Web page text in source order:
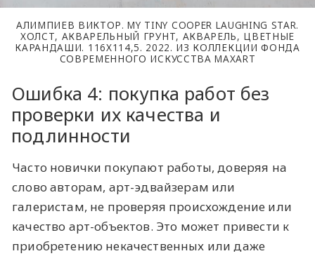
АЛИМПИЕВ ВИКТОР. MY TINY COOPER LAUGHING STAR.
ХОЛСТ, АКВАРЕЛЬНЫЙ ГРУНТ, АКВАРЕЛЬ, ЦВЕТНЫЕ
КАРАНДАШИ. 116Х114,5. 2022. ИЗ КОЛЛЕКЦИИ ФОНДА
СОВРЕМЕННОГО ИСКУССТВА MAXART
Ошибка 4: покупка работ без
проверки их качества и
подлинности
Часто новички покупают работы, доверяя на
слово авторам, арт-эдвайзерам или
галеристам, не проверяя происхождение или
качество арт-объектов. Это может привести к
приобретению некачественных или даже